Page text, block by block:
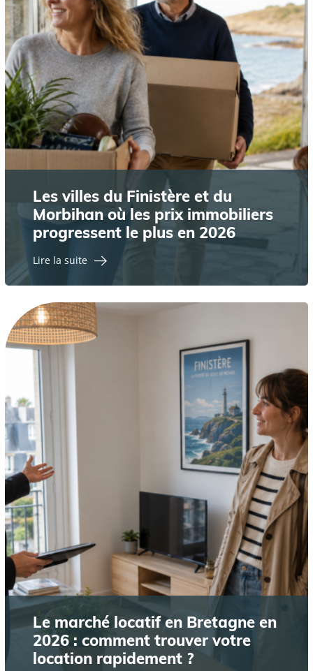
Les villes du Finistère et du
Morbihan où les prix immobiliers
progressent le plus en 2026
Lire la suite
Le marché locatif en Bretagne en
2026 : comment trouver votre
location rapidement ?